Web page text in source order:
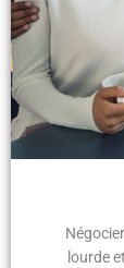
lourde